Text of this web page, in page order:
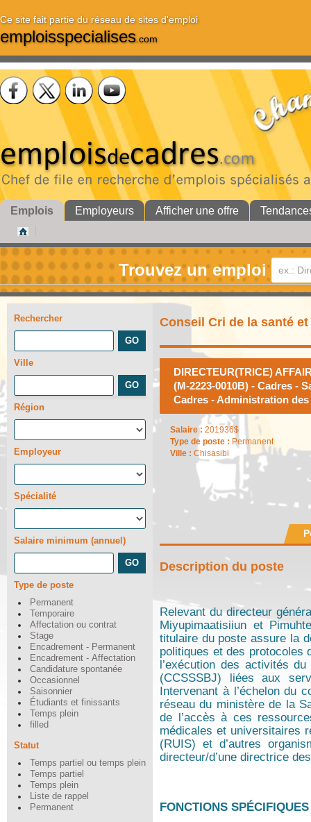
Ce site fait partie du réseau de sites d'emploi
emploisspecialises.com
Emplois Employeurs Afficher une offre
Trouvez un emploi
Rechercher
Ville
Région
Employeur
Spécialité
Salaire minimum (annuel)
Type de poste
Permanent
Temporaire
Affectation ou contrat
Stage
Encadrement - Permanent
Encadrement - Affectation
Candidature spontanée
Occasionnel
Saisonnier
Étudiants et finissants
Temps plein
filled
Statut
Temps partiel ou temps plein
Temps partiel
Temps plein
Liste de rappel
Permanent
Conseil Cri de la santé
DIRECTEUR(TRICE)
(M-2223-0010B) - Cadres -
Cadres - Administration
Salaire : 201936$
Type de poste : Permanent
Ville : Chisasibi
Description du poste
Relevant du directeur
Miyupimaatisiiun et
titulaire du poste assure la
politiques et des protocoles
l’exécution des activités
(CCSSSBJ) liées aux
Intervenant à l’échelon du
réseau du ministère de la
de l’accès à ces
médicales et universitaires
(RUIS) et d’autres
directeur/d’une directrice
FONCTIONS SPÉCIFIQUES